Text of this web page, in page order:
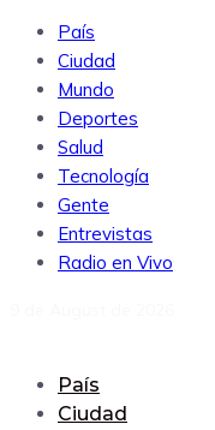
País
Ciudad
Mundo
Deportes
Salud
Tecnología
Gente
Entrevistas
Radio en Vivo
País
Ciudad